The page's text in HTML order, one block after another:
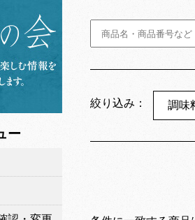
ー
絞り込み： 調味